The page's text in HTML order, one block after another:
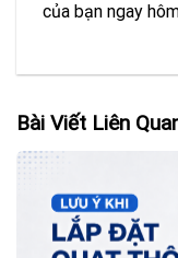
của bạn ngay
Bài Viết Liên